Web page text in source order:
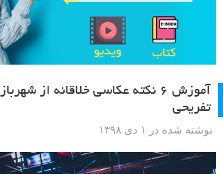
آموزش ۶ نکته عکاسی خلاقانه از
تفریحی
نوشته شده در ۱ دی ۱۳۹۸